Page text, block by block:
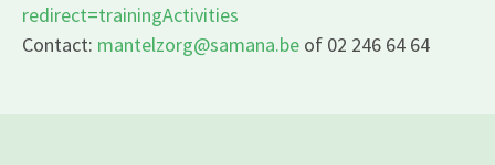
redirect=trainingActivities
Contact: mantelzorg@samana.be of 02 246 64 64